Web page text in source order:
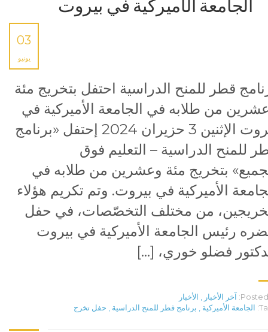
الجامعة الأميركية في بيروت
03
يونيو
قطر للمنح الدراسية احتفل بتخريج مئة
من طلابه في الجامعة الأميركية في
بيروت الإثنين 3 حزيران 2024 إحتفل «برنامج
للمنح الدراسية – التعليم فوق
بتخريج مئة وعشرين من طلابه في
الأميركية في بيروت. وتم تكريم هؤلاء
من مختلف التخصّصات، في حفل
رئيس الجامعة الأميركية في بيروت
فضلو خوري، […]
Posted آخر الأخبار
الأخبار
الجامعة الأميركية برنامج قطر للمنح الدراسية حفل تخرج